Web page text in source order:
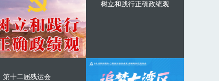
树立和践行正确政绩观
第十二届残运会